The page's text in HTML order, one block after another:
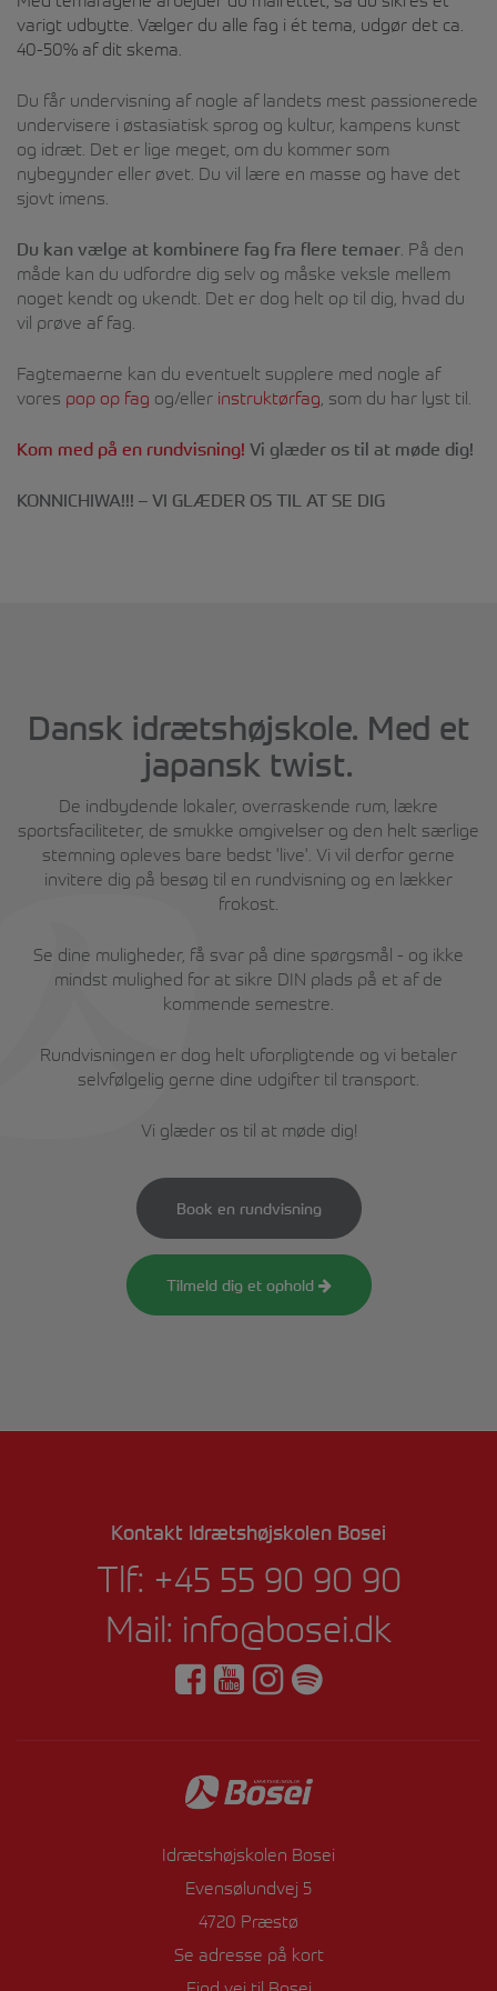
varigt udbytte. Vælger du alle fag i ét tema, udgør det ca.
40-50% af dit skema.
Du får undervisning af nogle af landets mest passionerede
undervisere i østasiatisk sprog og kultur, kampens kunst
og idræt. Det er lige meget, om du kommer som
nybegynder eller øvet. Du vil lære en masse og have det
sjovt imens.
Du kan vælge at kombinere fag fra flere temaer . På den
måde kan du udfordre dig selv og måske veksle mellem
noget kendt og ukendt. Det er dog helt op til dig, hvad du
vil prøve af fag.
Fagtemaerne kan du eventuelt supplere med nogle af
vores pop op fag og/eller instruktørfag , som du har lyst til.
Kom med på en rundvisning! Vi glæder os til at møde dig!
KONNICHIWA!!! – VI GLÆDER OS TIL AT SE DIG
Dansk idrætshøjskole. Med et
japansk twist.
De indbydende lokaler, overraskende rum, lækre
sportsfaciliteter, de smukke omgivelser og den helt særlige
stemning opleves bare bedst 'live'. Vi vil derfor gerne
invitere dig på besøg til en rundvisning og en lækker
frokost.
Se dine muligheder, få svar på dine spørgsmål - og ikke
mindst mulighed for at sikre DIN plads på et af de
kommende semestre.
Rundvisningen er dog helt uforpligtende og vi betaler
selvfølgelig gerne dine udgifter til transport.
Vi glæder os til at møde dig!
Book en rundvisning
Tilmeld dig et ophold
Kontakt Idrætshøjskolen Bosei
Tlf: +45 55 90 90 90
Mail: info@bosei.dk
Idrætshøjskolen Bosei
Evensølundvej 5
4720 Præstø
Se adresse på kort